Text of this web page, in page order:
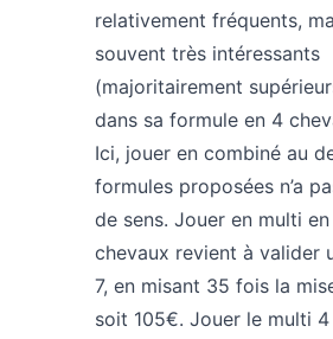
relativement fréquents,
souvent très intéressants
(majoritairement
dans sa formule en 4
Ici, jouer en combiné au
formules proposées n’a
de sens. Jouer en multi
chevaux revient à valider
7, en misant 35 fois la
soit 105€. Jouer le multi 4